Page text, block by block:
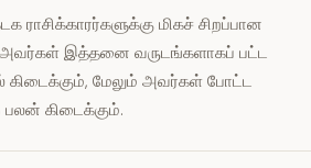
மிகச் சிறப்பான
இத்தனை வருடங்களாகப் பட்ட
கிடைக்கும், மேலும் அவர்கள் போட்ட
பலன் கிடைக்கும்.